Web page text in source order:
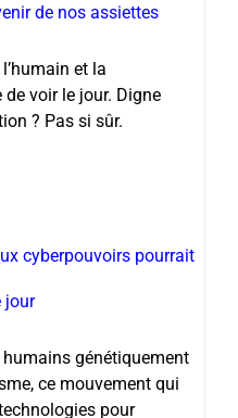
de nos assiettes
et la
voir le jour. Digne
? Pas si sûr.
cyberpouvoirs pourrait
jour
génétiquement
ce mouvement qui
pour